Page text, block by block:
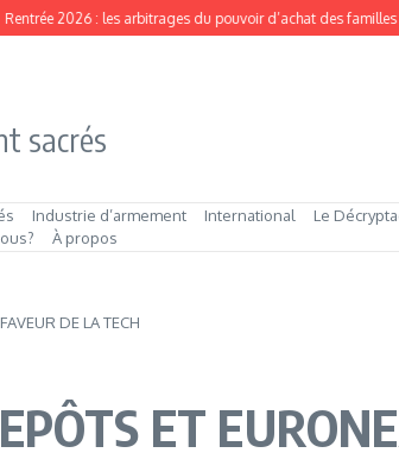
2026 : les arbitrages du pouvoir d’achat des familles
sacrés
Industrie d’armement International Le
À propos
DE LA TECH
ET